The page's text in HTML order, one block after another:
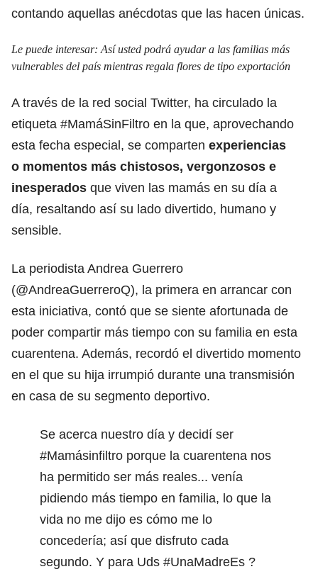
contando aquellas anécdotas que las hacen únicas.
Le puede interesar: Así usted podrá ayudar a las familias más
vulnerables del país mientras regala flores de tipo exportación
A través de la red social Twitter, ha circulado la
etiqueta #MamáSinFiltro en la que, aprovechando
esta fecha especial, se comparten experiencias
o momentos más chistosos, vergonzosos e
inesperados que viven las mamás en su día a
día, resaltando así su lado divertido, humano y
sensible.
La periodista Andrea Guerrero
(@AndreaGuerreroQ), la primera en arrancar con
esta iniciativa, contó que se siente afortunada de
poder compartir más tiempo con su familia en esta
cuarentena. Además, recordó el divertido momento
en el que su hija irrumpió durante una transmisión
en casa de su segmento deportivo.
Se acerca nuestro día y decidí ser
#Mamásinfiltro porque la cuarentena nos
ha permitido ser más reales... venía
pidiendo más tiempo en familia, lo que la
vida no me dijo es cómo me lo
concedería; así que disfruto cada
segundo. Y para Uds #UnaMadreEs ?